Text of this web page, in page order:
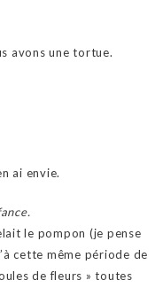
avons une tortue.
ai envie.
le pompon (je pense
cette même période de
de fleurs » toutes